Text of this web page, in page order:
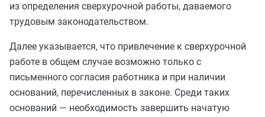
из определения сверхурочной работы, даваемого
трудовым законодательством.
Далее указывается, что привлечение к сверхурочной
работе в общем случае возможно только с
письменного согласия работника и при наличии
оснований, перечисленных в законе. Среди таких
оснований — необходимость завершить начатую